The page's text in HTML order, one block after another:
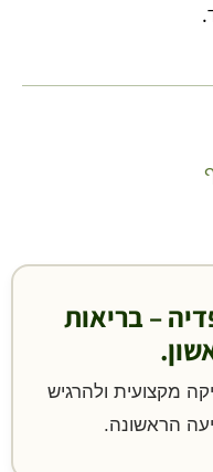
– בריאות
מקצועית ולהרגיש
הראשונה.